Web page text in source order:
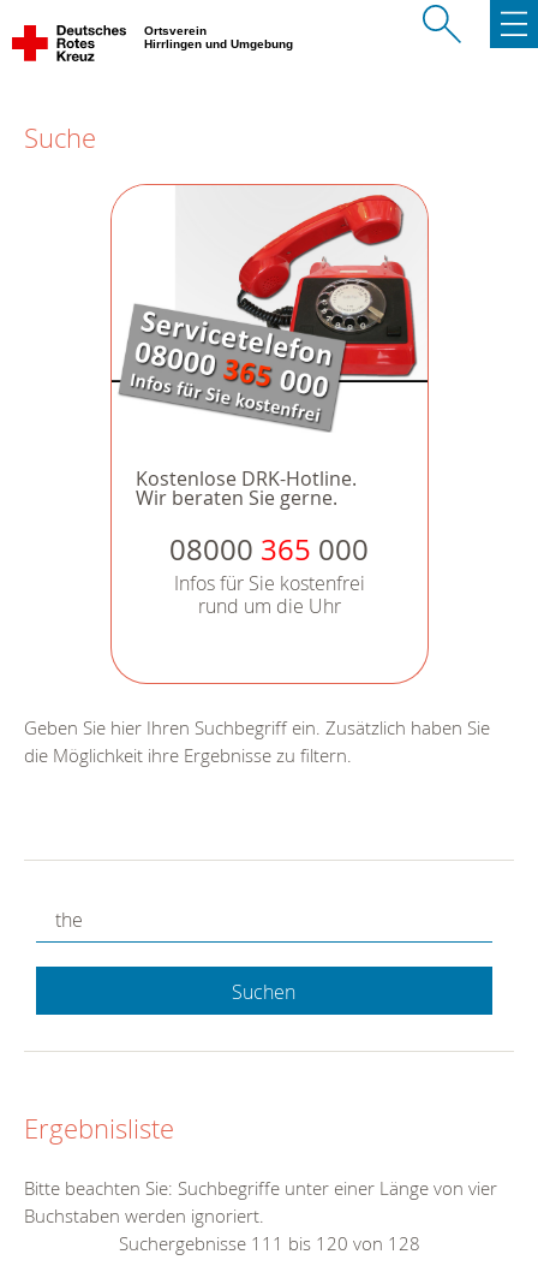
Ortsverein
Hirrlingen und Umgebung
Suche
Kostenlose DRK-Hotline.
Wir beraten Sie gerne.
08000 365 000
Infos für Sie kostenfrei
rund um die Uhr
Geben Sie hier Ihren Suchbegriff ein. Zusätzlich haben Sie
die Möglichkeit ihre Ergebnisse zu filtern.
Suchen
Ergebnisliste
Bitte beachten Sie: Suchbegriffe unter einer Länge von vier
Buchstaben werden ignoriert.
Suchergebnisse 111 bis 120 von 128